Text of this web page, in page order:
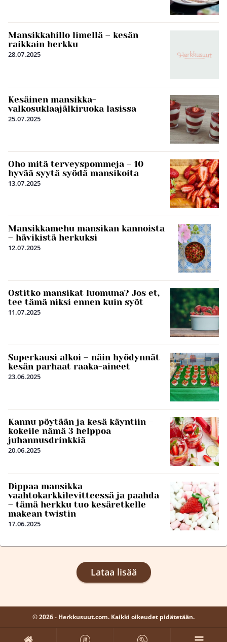
Mansikkahillo limellä – kesän
raikkain herkku
28.07.2025
Kesäinen mansikka-
valkosuklaajälkiruoka lasissa
25.07.2025
Oho mitä terveyspommeja – 10
hyvää syytä syödä mansikoita
13.07.2025
Mansikkamehu mansikan kannoista
– hävikistä herkuksi
12.07.2025
Ostitko mansikat luomuna? Jos et,
tee tämä niksi ennen kuin syöt
11.07.2025
Superkausi alkoi – näin hyödynnät
kesän parhaat raaka-aineet
23.06.2025
Kannu pöytään ja kesä käyntiin –
kokeile nämä 3 helppoa
juhannusdrinkkiä
20.06.2025
Dippaa mansikka
vaahtokarkkilevitteessä ja paahda
– tämä herkku tuo kesäretkelle
makean twistin
17.06.2025
Lataa lisää
© 2026 - Herkkusuut.com. Kaikki oikeudet pidätetään.